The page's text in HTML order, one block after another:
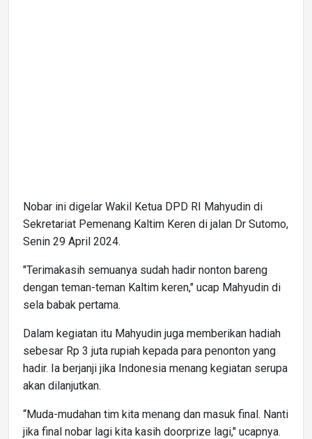
Nobar ini digelar Wakil Ketua DPD RI Mahyudin di
Sekretariat Pemenang Kaltim Keren di jalan Dr Sutomo,
Senin 29 April 2024.
"Terimakasih semuanya sudah hadir nonton bareng
dengan teman-teman Kaltim keren," ucap Mahyudin di
sela babak pertama.
Dalam kegiatan itu Mahyudin juga memberikan hadiah
sebesar Rp 3 juta rupiah kepada para penonton yang
hadir. Ia berjanji jika Indonesia menang kegiatan serupa
akan dilanjutkan.
“Muda-mudahan tim kita menang dan masuk final. Nanti
jika final nobar lagi kita kasih doorprize lagi," ucapnya.